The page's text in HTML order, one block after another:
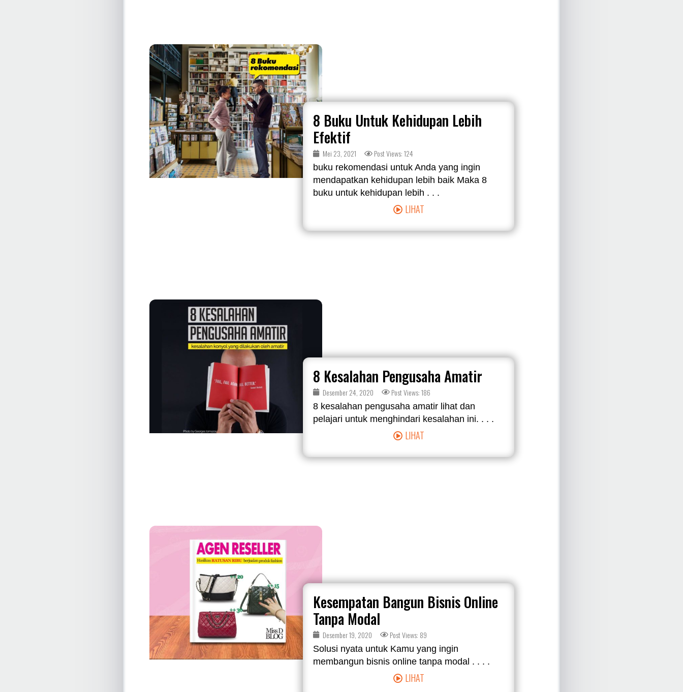
8 Buku Untuk Kehidupan Lebih
Efektif
Mei 23, 2021 Post Views: 124
buku rekomendasi untuk Anda yang ingin
mendapatkan kehidupan lebih baik Maka 8
buku untuk kehidupan lebih . . .
LIHAT
8 Kesalahan Pengusaha Amatir
Desember 24, 2020 Post Views: 186
8 kesalahan pengusaha amatir lihat dan
pelajari untuk menghindari kesalahan ini. . . .
LIHAT
Kesempatan Bangun Bisnis Online
Tanpa Modal
Desember 19, 2020 Post Views: 89
Solusi nyata untuk Kamu yang ingin
membangun bisnis online tanpa modal . . . .
LIHAT